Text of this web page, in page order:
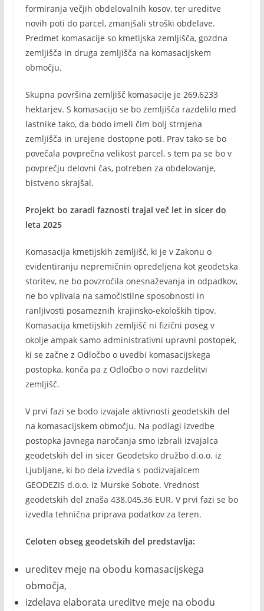
formiranja večjih obdelovalnih kosov, ter ureditve
novih poti do parcel, zmanjšali stroški obdelave.
Predmet komasacije so kmetijska zemljišča, gozdna
zemljišča in druga zemljišča na komasacijskem
območju.
Skupna površina zemljišč komasacije je 269,6233
hektarjev. S komasacijo se bo zemljišča razdelilo med
lastnike tako, da bodo imeli čim bolj strnjena
zemljišča in urejene dostopne poti. Prav tako se bo
povečala povprečna velikost parcel, s tem pa se bo v
povprečju delovni čas, potreben za obdelovanje,
bistveno skrajšal.
Projekt bo zaradi faznosti trajal več let in sicer do
leta 2025
Komasacija kmetijskih zemljišč, ki je v Zakonu o
evidentiranju nepremičnin opredeljena kot geodetska
storitev, ne bo povzročila onesnaževanja in odpadkov,
ne bo vplivala na samočistilne sposobnosti in
ranljivosti posameznih krajinsko-ekoloških tipov.
Komasacija kmetijskih zemljišč ni fizični poseg v
okolje ampak samo administrativni upravni postopek,
ki se začne z Odločbo o uvedbi komasacijskega
postopka, konča pa z Odločbo o novi razdelitvi
zemljišč.
V prvi fazi se bodo izvajale aktivnosti geodetskih del
na komasacijskem območju. Na podlagi izvedbe
postopka javnega naročanja smo izbrali izvajalca
geodetskih del in sicer Geodetsko družbo d.o.o. iz
Ljubljane, ki bo dela izvedla s podizvajalcem
GEODEZIS d.o.o. iz Murske Sobote. Vrednost
geodetskih del znaša 438.045,36 EUR. V prvi fazi se bo
izvedla tehnična priprava podatkov za teren.
Celoten obseg geodetskih del predstavlja:
ureditev meje na obodu komasacijskega
območja,
izdelava elaborata ureditve meje na obodu